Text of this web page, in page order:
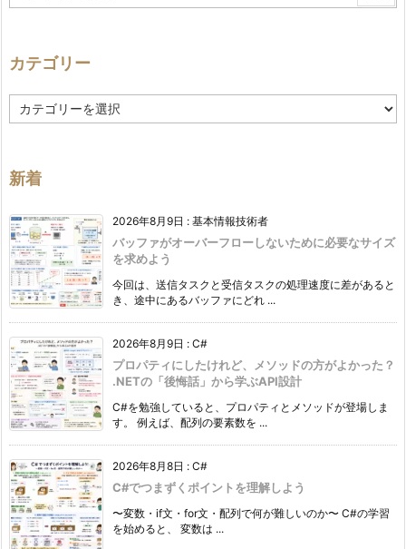
カテゴリー
テ
ー
新着
2026年8月9日 : 基本情報技術者
バッファがオーバーフローしないために必要なサイズ
を求めよう
今回は、送信タスクと受信タスクの処理速度に差があると
き、途中にあるバッファにどれ ...
2026年8月9日 : C#
プロパティにしたけれど、メソッドの方がよかった？
.NETの「後悔話」から学ぶAPI設計
C#を勉強していると、プロパティとメソッドが登場しま
す。 例えば、配列の要素数を ...
2026年8月8日 : C#
C#でつまずくポイントを理解しよう
〜変数・if文・for文・配列で何が難しいのか〜 C#の学習
を始めると、 変数は ...